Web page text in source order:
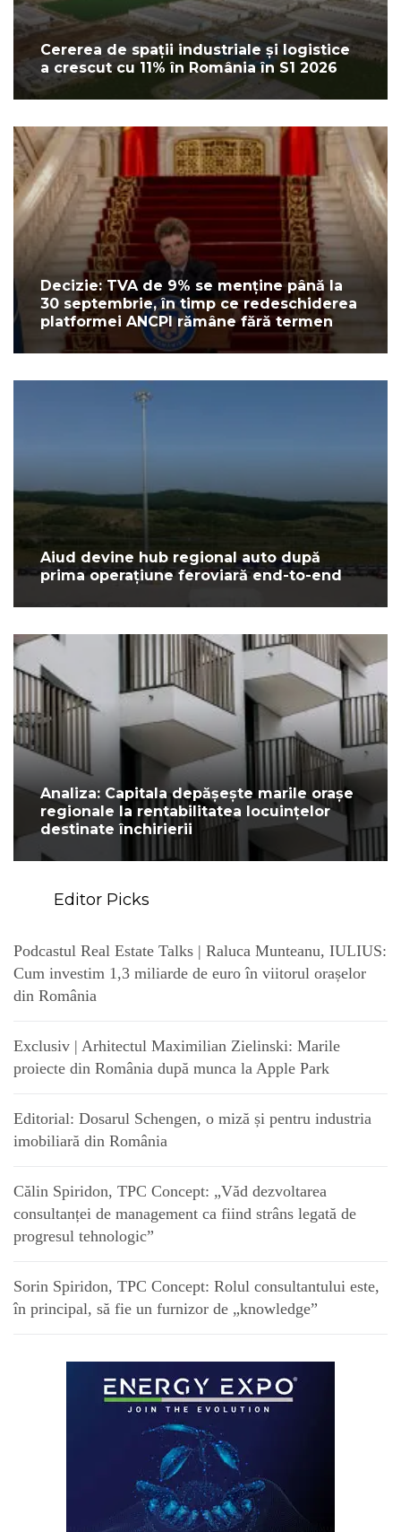
Cererea de spații industriale și logistice
a crescut cu 11% în România în S1 2026
Decizie: TVA de 9% se menține până la
30 septembrie, în timp ce redeschiderea
platformei ANCPI rămâne fără termen
Aiud devine hub regional auto după
prima operațiune feroviară end-to-end
Analiza: Capitala depășește marile orașe
regionale la rentabilitatea locuințelor
destinate închirierii
Editor Picks
Podcastul Real Estate Talks | Raluca Munteanu, IULIUS:
Cum investim 1,3 miliarde de euro în viitorul orașelor
din România
Exclusiv | Arhitectul Maximilian Zielinski: Marile
proiecte din România după munca la Apple Park
Editorial: Dosarul Schengen, o miză și pentru industria
imobiliară din România
Călin Spiridon, TPC Concept: „Văd dezvoltarea
consultanței de management ca fiind strâns legată de
progresul tehnologic”
Sorin Spiridon, TPC Concept: Rolul consultantului este,
în principal, să fie un furnizor de „knowledge”